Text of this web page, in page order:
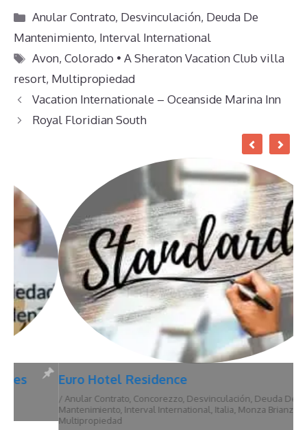
Categorías
Anular Contrato, Desvinculación, Deuda De
Mantenimiento, Interval International
Etiquetas
Avon,Colorado • A Sheraton Vacation Club villa
resort, Multipropiedad
Vacation Internationale – Oceanside Marina Inn
Royal Floridian South
Euro Hotel Residence
Anular Contrato,Concorezzo,Desvinculación,Deuda De
Mantenimiento,Interval International,Italia,Monza Brianza,
Multipropiedad